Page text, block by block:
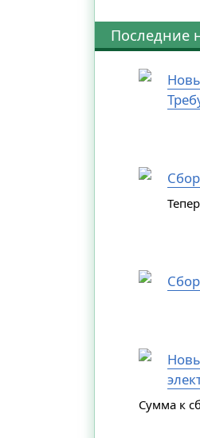
Последние
Сумма к